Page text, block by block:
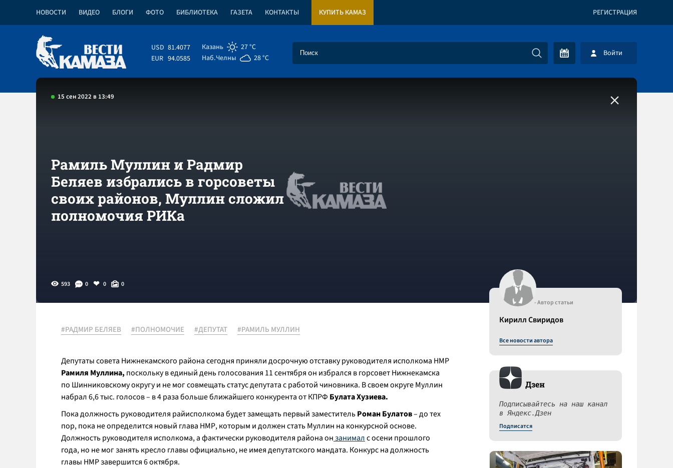
НОВОСТИ ВИДЕО БЛОГИ ФОТО БИБЛИОТЕКА ГАЗЕТА КОНТАКТЫ КУПИТЬ КАМАЗ РЕГИСТРАЦИЯ
USD 81.4077
EUR 94.0585
Казань
27 °C
Наб.Челны
28 °C Войти
15 сен 2022 в 13:49
Рамиль Муллин и Радмир
Беляев избрались в горсоветы
своих районов, Муллин сложил
полномочия РИКа
593 0 0 0
#РАДМИР БЕЛЯЕВ #ПОЛНОМОЧИЕ #ДЕПУТАТ #РАМИЛЬ МУЛЛИН
Депутаты совета Нижнекамского района сегодня приняли досрочную отставку руководителя исполкома НМР
Рамиля Муллина, поскольку в единый день голосования 11 сентября он избрался в горсовет Нижнекамска
по Шинниковскому округу и не мог совмещать статус депутата с работой чиновника. В своем округе Муллин
набрал 6,6 тыс. голосов – в 4 раза больше ближайшего конкурента от КПРФ Булата Хузиева.
Пока должность руководителя райисполкома будет замещать первый заместительРоман Булатов– до тех
пор, пока не определится новый глава НМР, которым и должен стать Муллин на конкурсной основе.
Должность руководителя исполкома, а фактически руководителя района онзанималс осени прошлого
года, но не мог занять кресло главы официально, не имея депутатского мандата. Конкурс на должность
главы НМР завершится 6 октября.
- Автор статьи
Кирилл Свиридов
Все новости автора
Дзен
Подписывайтесь на наш канал
в Яндекс.Дзен
Подписатся